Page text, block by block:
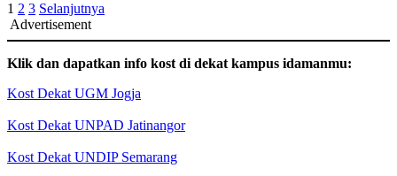
1 2 3 Selanjutnya
Advertisement
Klik dan dapatkan info kost di dekat kampus idamanmu:
Kost Dekat UGM Jogja
Kost Dekat UNPAD Jatinangor
Kost Dekat UNDIP Semarang